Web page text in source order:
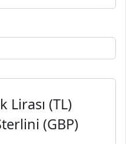
Lirası (TL)
(GBP)